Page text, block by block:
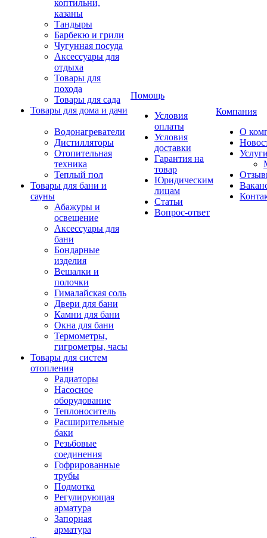
коптильни,
казаны
Тандыры
Барбекю и грили
Чугунная посуда
Аксессуары для
отдыха
Товары для
похода
Товары для сада
Товары для дома и дачи
Водонагреватели
Дистилляторы
Отопительная
техника
Теплый пол
Товары для бани и
сауны
Абажуры и
освещение
Аксессуары для
бани
Бондарные
изделия
Вешалки и
полочки
Гималайская соль
Двери для бани
Камни для бани
Окна для бани
Термометры,
гигрометры, часы
Товары для систем
отопления
Радиаторы
Насосное
оборудование
Теплоноситель
Расширительные
баки
Резьбовые
соединения
Гофрированные
трубы
Подмотка
Регулирующая
арматура
Запорная
арматура
Помощь
Условия
оплаты
Условия
доставки
Гарантия на
товар
Юридическим
лицам
Статьи
Вопрос-ответ
Компания
О